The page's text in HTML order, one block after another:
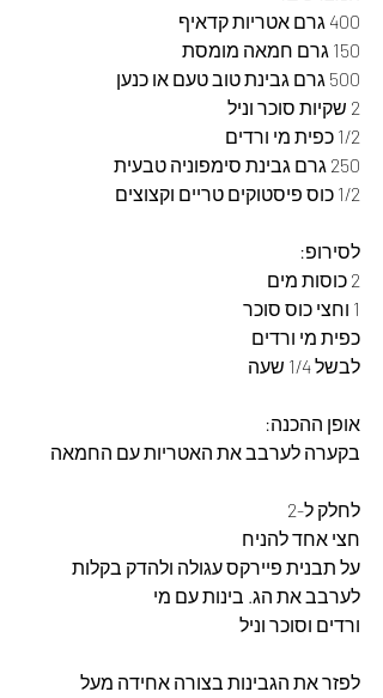
400 גרם אטריות קדאיף
150 גרם חמאה מומסת
500 גרם גבינת טוב טעם או כנען
2 שקיות סוכר וניל
1/2 כפית מי ורדים
250 גרם גבינת סימפוניה טבעית
1/2 כוס פיסטוקים טריים וקצוצים
לסירופ:
2 כוסות מים
1 וחצי כוס סוכר
כפית מי ורדים
לבשל 1/4 שעה
אופן ההכנה:
בקערה לערבב את האטריות עם החמאה
לחלק ל-2
חצי אחד להניח
על תבנית פיירקס עגולה ולהדק בקלות
לערבב את הג. בינות עם מי
ורדים וסוכר וניל
לפזר את הגבינות בצורה אחידה מעל